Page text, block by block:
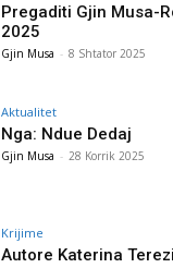
Pregaditi Gjin Musa-
2025
Gjin Musa - 8 Shtator 2025
Aktualitet
Nga: Ndue Dedaj
Gjin Musa - 28 Korrik 2025
Krijime
Autore Katerina